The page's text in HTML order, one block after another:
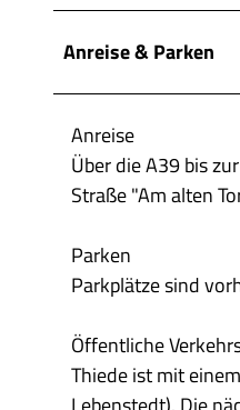
Anreise & Parken
Anreise
Über die A39 bis
Straße "Am alten
Parken
Parkplätze sind
Öffentliche
Thiede ist mit